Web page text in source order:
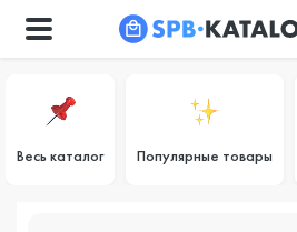
Весь каталог Популярные товары